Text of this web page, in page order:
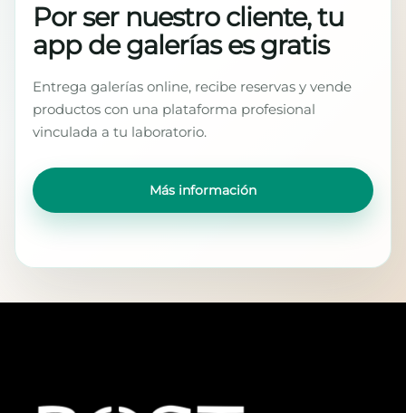
Por ser nuestro cliente, tu
app de galerías es gratis
Entrega galerías online, recibe reservas y vende
productos con una plataforma profesional
vinculada a tu laboratorio.
Más información